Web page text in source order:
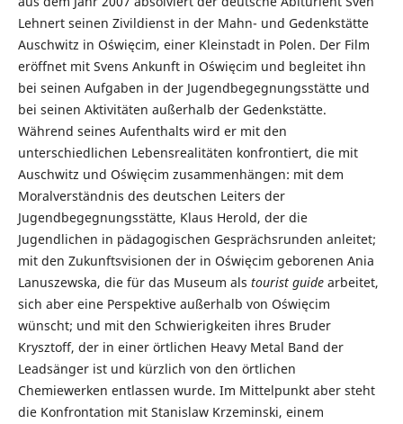
Lehnert seinen Zivildienst in der Mahn- und Gedenkstätte
Auschwitz in Oświęcim, einer Kleinstadt in Polen. Der Film
eröffnet mit Svens Ankunft in Oświęcim und begleitet ihn
bei seinen Aufgaben in der Jugendbegegnungsstätte und
bei seinen Aktivitäten außerhalb der Gedenkstätte.
Während seines Aufenthalts wird er mit den
unterschiedlichen Lebensrealitäten konfrontiert, die mit
Auschwitz und Oświęcim zusammenhängen: mit dem
Moralverständnis des deutschen Leiters der
Jugendbegegnungsstätte, Klaus Herold, der die
Jugendlichen in pädagogischen Gesprächsrunden anleitet;
mit den Zukunftsvisionen der in Oświęcim geborenen Ania
Lanuszewska, die für das Museum als tourist guidearbeitet,
sich aber eine Perspektive außerhalb von Oświęcim
wünscht; und mit den Schwierigkeiten ihres Bruder
Krysztoff, der in einer örtlichen Heavy Metal Band der
Leadsänger ist und kürzlich von den örtlichen
Chemiewerken entlassen wurde. Im Mittelpunkt aber steht
die Konfrontation mit Stanislaw Krzeminski, einem